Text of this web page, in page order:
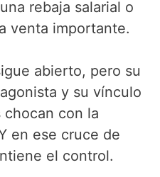
rebaja salarial o
venta importante.
abierto, pero su
y su vínculo
con la
en ese cruce de
el control.